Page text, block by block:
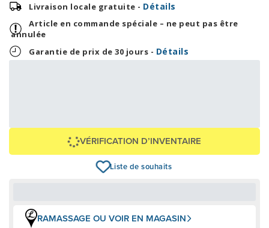
Livraison locale gratuite - Détails
Article en commande spéciale – ne peut pas être
annulée
Garantie de prix de 30 jours - Détails
VÉRIFICATION D’INVENTAIRE
Liste de souhaits
RAMASSAGE OU VOIR EN MAGASIN